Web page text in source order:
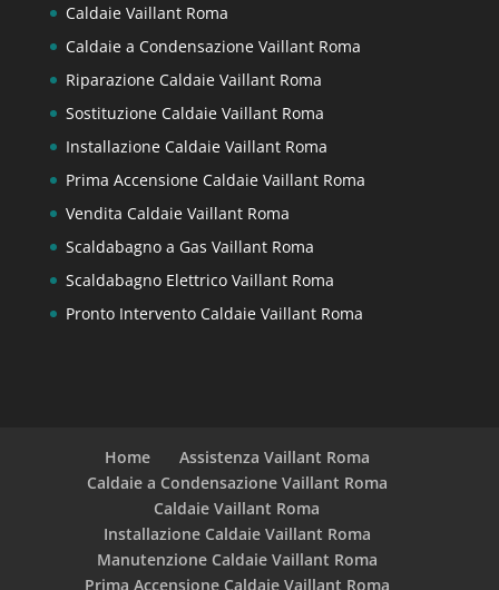
Caldaie Vaillant Roma
Caldaie a Condensazione Vaillant Roma
Riparazione Caldaie Vaillant Roma
Sostituzione Caldaie Vaillant Roma
Installazione Caldaie Vaillant Roma
Prima Accensione Caldaie Vaillant Roma
Vendita Caldaie Vaillant Roma
Scaldabagno a Gas Vaillant Roma
Scaldabagno Elettrico Vaillant Roma
Pronto Intervento Caldaie Vaillant Roma
Home
Assistenza Vaillant Roma
Caldaie a Condensazione Vaillant Roma
Caldaie Vaillant Roma
Installazione Caldaie Vaillant Roma
Manutenzione Caldaie Vaillant Roma
Prima Accensione Caldaie Vaillant Roma